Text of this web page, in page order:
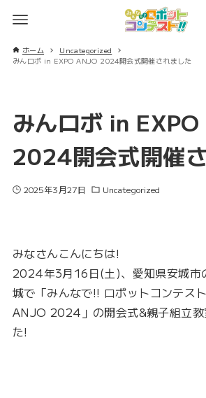
ホーム
Uncategorized
みんロボ in EXPO ANJO 2024開会式開催されました
みんロボ in
2024開会式開催
2025年3月27日 Uncategorized
みなさんこんにちは!
2024年3月16日(土)、愛知県安城市
城で「みんなで!! ロボットコンテス
ANJO 2024」の開会式&親子組立教
た!